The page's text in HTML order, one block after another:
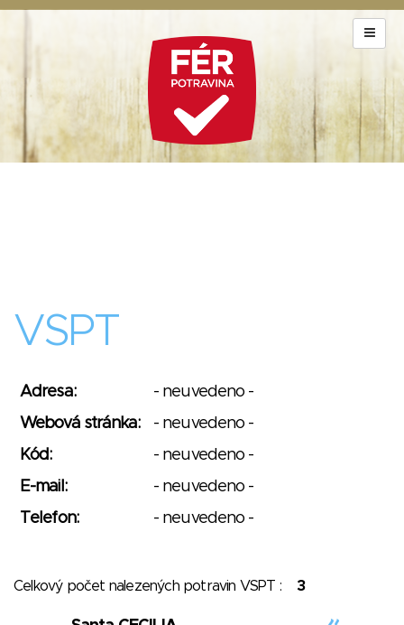
VSPT
Adresa:
- neuvedeno -
Webová stránka:
- neuvedeno -
Kód:
- neuvedeno -
E-mail:
- neuvedeno -
Telefon:
- neuvedeno -
Celkový počet nalezených potravin VSPT : 3